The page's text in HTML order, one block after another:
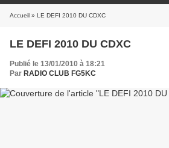
Accueil » LE DEFI 2010 DU CDXC
LE DEFI 2010 DU CDXC
Publié le 13/01/2010 à 18:21
Par RADIO CLUB FG5KC